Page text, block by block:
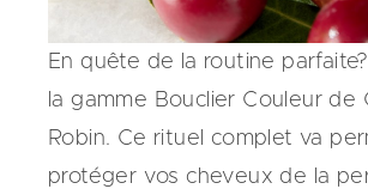
En quête de la routine parfaite?
la gamme Bouclier Couleur de
Robin. Ce rituel complet va
protéger vos cheveux de la